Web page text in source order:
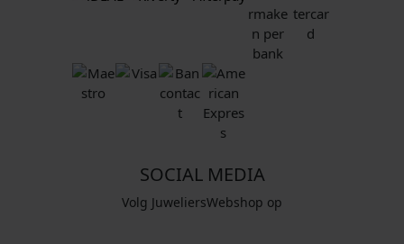
SOCIAL MEDIA
Volg JuweliersWebshop op